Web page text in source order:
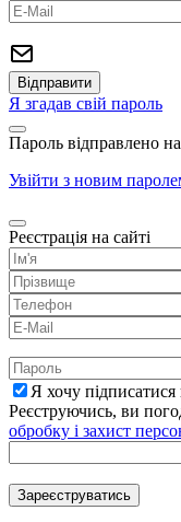
Я згадав свій пароль
Пароль відправлено
Увійти з новим
Реєстрація на сайті
Я хочу
Реєструючись, ви
обробку і захист